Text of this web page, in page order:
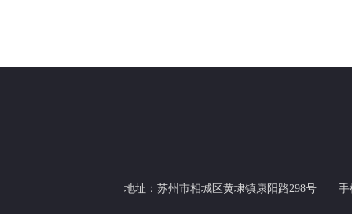
地址：苏州市相城区黄埭镇康阳路298号